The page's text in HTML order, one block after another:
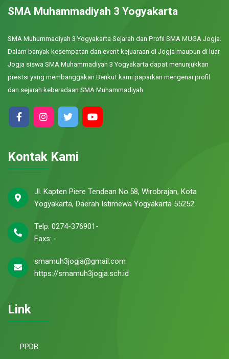
SMA Muhammadiyah 3 Yogyakarta
SMA Muhummadiyah 3 Yogyakarta Sejarah dan Profil SMA MUGA Jogja.
Dalam banyak kesempatan dan event kejuaraan di Jogja maupun di luar
Jogja siswa SMA Muhammadiyah 3 Yogyakarta dapat menunjukkan
prestsi yang membanggakan.Berikut kami paparkan mengenai profil
dan sejarah keberadaan SMA Muhammadiyah
Kontak Kami
Jl. Kapten Piere Tendean No.58, Wirobrajan, Kota
Yogyakarta, Daerah Istimewa Yogyakarta 55252
Telp: 0274-376901-
Faxs: -
smamuh3jogja@gmail.com
https://smamuh3jogja.sch.id
Link
PPDB